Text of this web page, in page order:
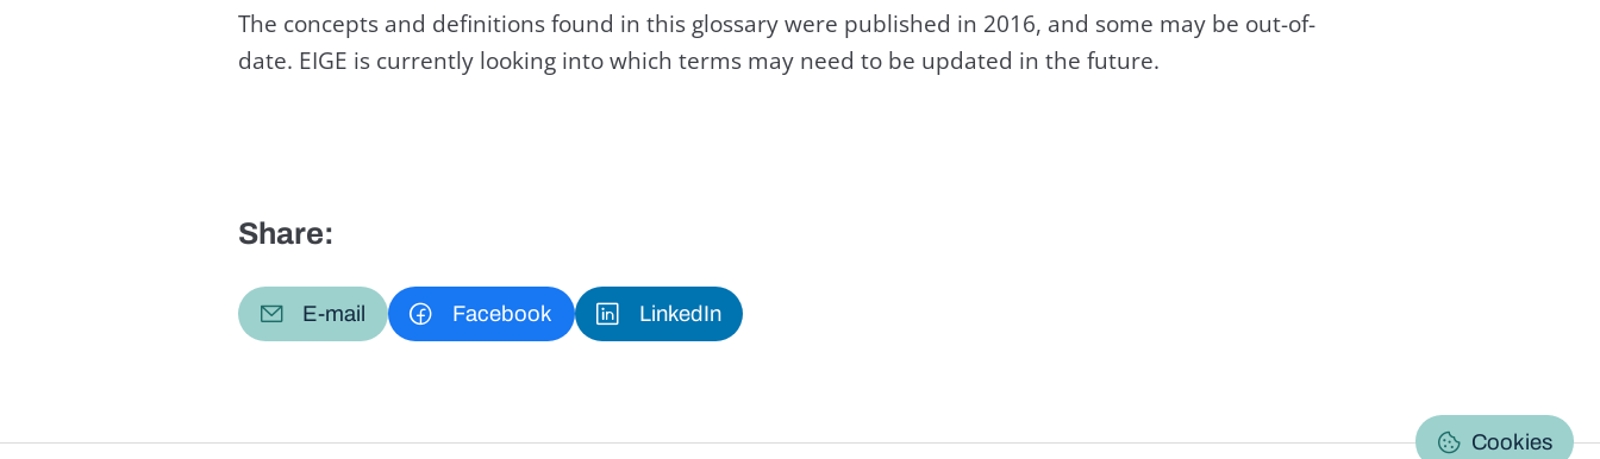
The concepts and definitions found in this glossary were published in 2016, and some may be out-of-
date. EIGE is currently looking into which terms may need to be updated in the future.
Share:
E-mail Facebook LinkedIn
Cookies